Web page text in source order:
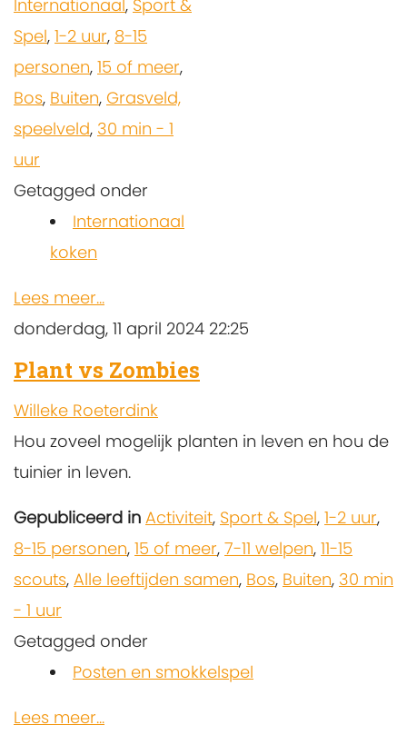
Internationaal, Sport &
Spel, 1-2 uur, 8-15
personen, 15 of meer,
Bos, Buiten, Grasveld,
speelveld, 30 min - 1
uur
Getagged onder
Internationaal
koken
Lees meer...
donderdag, 11 april 2024 22:25
Plant vs Zombies
Willeke Roeterdink
Hou zoveel mogelijk planten in leven en hou de
tuinier in leven.
Gepubliceerd in Activiteit, Sport & Spel, 1-2 uur,
8-15 personen, 15 of meer, 7-11 welpen, 11-15
scouts, Alle leeftijden samen, Bos, Buiten, 30 min
- 1 uur
Getagged onder
Posten en smokkelspel
Lees meer...